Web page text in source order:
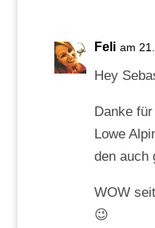
Feli am
Hey
Danke
Lowe
den auch
WOW
😉